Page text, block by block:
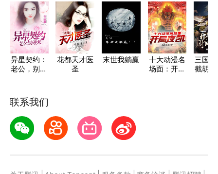
异星契约：
老公，别硬
花都天才医
圣
末世我躺赢
十大动漫名
场面：开局
三国
截胡
联系我们